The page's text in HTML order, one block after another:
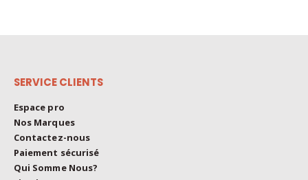
SERVICE CLIENTS
Espace pro
Nos Marques
Contactez-nous
Paiement sécurisé
Qui Somme Nous?